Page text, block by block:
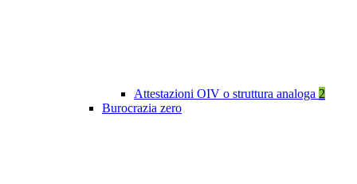
Attestazioni OIV o struttura analoga 2
Burocrazia zero